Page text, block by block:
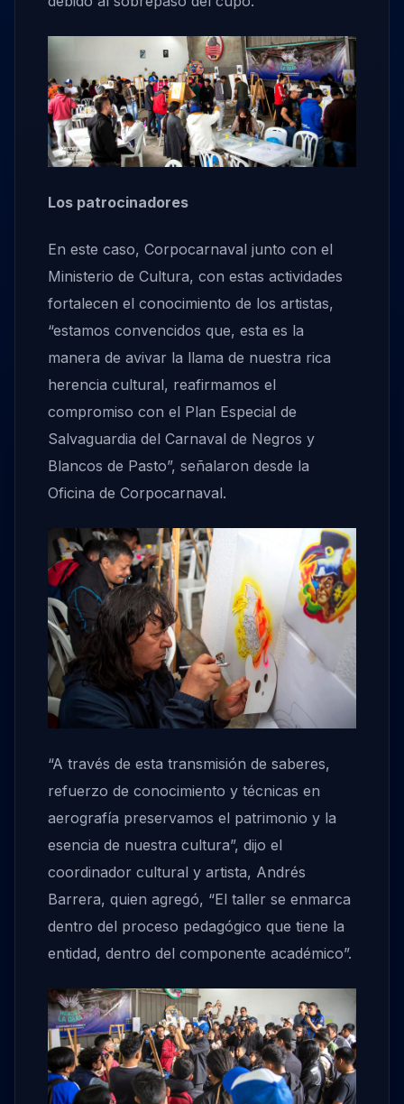
Los patrocinadores
En este caso, Corpocarnaval junto con el
Ministerio de Cultura, con estas actividades
fortalecen el conocimiento de los artistas,
“estamos convencidos que, esta es la
manera de avivar la llama de nuestra rica
herencia cultural, reafirmamos el
compromiso con el Plan Especial de
Salvaguardia del Carnaval de Negros y
Blancos de Pasto”, señalaron desde la
Oficina de Corpocarnaval.
“A través de esta transmisión de saberes,
refuerzo de conocimiento y técnicas en
aerografía preservamos el patrimonio y la
esencia de nuestra cultura”, dijo el
coordinador cultural y artista, Andrés
Barrera, quien agregó, “El taller se enmarca
dentro del proceso pedagógico que tiene la
entidad, dentro del componente académico”.